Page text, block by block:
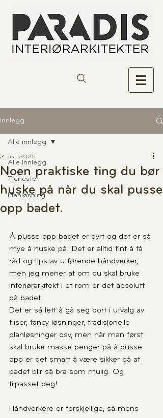
Innlegg
Alle innlegg
Tjenester
Planløsning
Alle innlegg
Noen praktiske ting du bør
huske på når du skal pusse
opp badet.
2. okt. 2025
Å pusse opp badet er dyrt og det er så
mye å huske på! Det er alltid fint å få
råd og tips av utførende håndverker,
men jeg mener at om du skal bruke
interiørarkitekt i et rom er det absolutt
på badet.
Det er så lett å gå seg bort i utvalg av
fliser, fancy løsninger, tradisjonelle
planløsninger osv, men når man først
skal bruke masse penger på å pusse
opp er det smart å være sikker på at
badet blir så bra som mulig. Og
tilpasset deg!
Håndverkere er forskjellige, så mens